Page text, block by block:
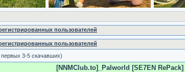
пользователей
пользователей
3-5 скачавших)
[NNMClub.to]_Palworld [SE7EN